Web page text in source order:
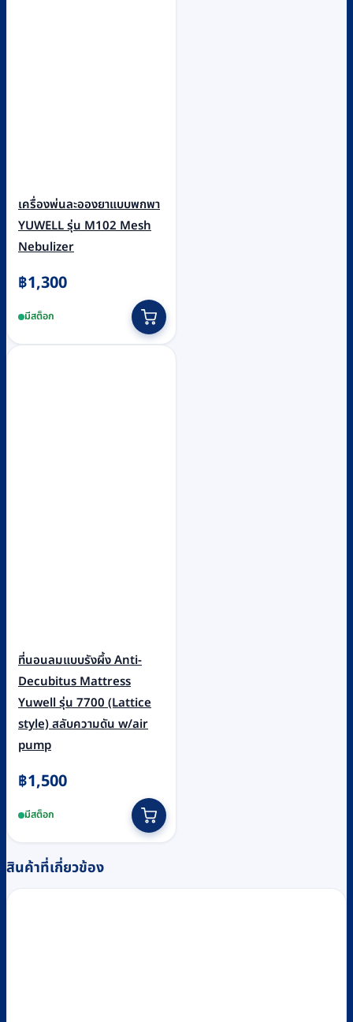
เครื่องพ่นละอองยาแบบพกพา
YUWELL รุ่น M102 Mesh
Nebulizer
฿1,300
มีสต็อก
ที่นอนลมแบบรังผึ้ง Anti-
Decubitus Mattress
Yuwell รุ่น 7700 (Lattice
style) สลับความดัน w/air
pump
฿1,500
มีสต็อก
สินค้าที่เกี่ยวข้อง